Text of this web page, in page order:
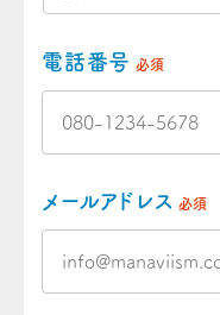
電話番号 必須
メールアドレス 必須